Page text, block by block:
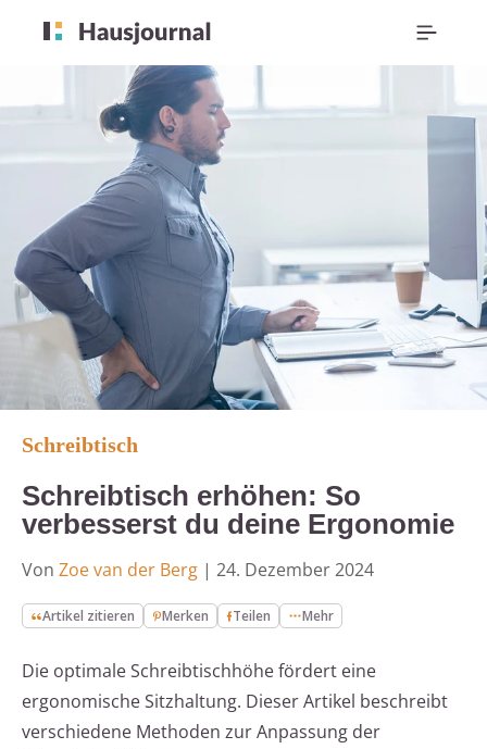
Schreibtisch
Schreibtisch erhöhen: So
verbesserst du deine Ergonomie
Von Zoe van der Berg | 24. Dezember 2024
Artikel zitieren Merken Teilen Mehr
Die optimale Schreibtischhöhe fördert eine
ergonomische Sitzhaltung. Dieser Artikel beschreibt
verschiedene Methoden zur Anpassung der